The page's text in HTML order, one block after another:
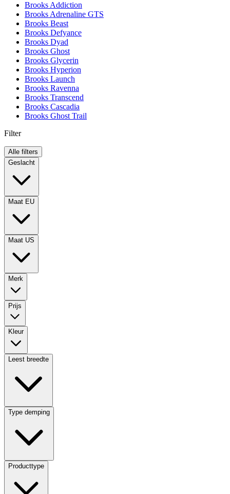
Brooks Addiction
Brooks Adrenaline GTS
Brooks Beast
Brooks Defyance
Brooks Dyad
Brooks Ghost
Brooks Glycerin
Brooks Hyperion
Brooks Launch
Brooks Ravenna
Brooks Transcend
Brooks Cascadia
Brooks Ghost Trail
Filter
Alle filters
Geslacht
Maat EU
Maat US
Merk
Prijs
Kleur
Leest breedte
Type demping
Producttype